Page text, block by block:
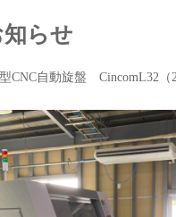
らせ
自動旋盤 CincomL32（2